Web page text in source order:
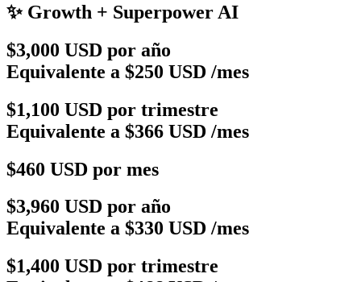
✨ Growth + Superpower AI
$3,000 USD por año
Equivalente a $250 USD /mes
$1,100 USD por trimestre
Equivalente a $366 USD /mes
$460 USD por mes
$3,960 USD por año
Equivalente a $330 USD /mes
$1,400 USD por trimestre